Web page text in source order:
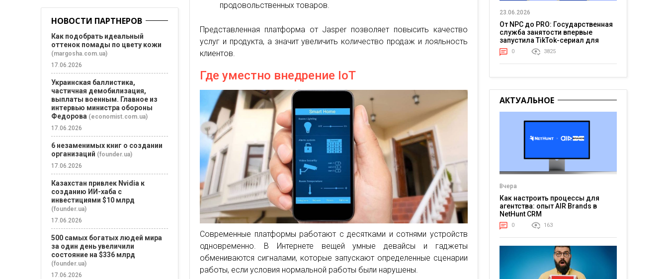
продовольственных товаров.
Представленная платформа от Jasper позволяет повысить качество
услуг и продукта, а значит увеличить количество продаж и лояльность
клиентов.
Где уместно внедрение IoT
Современные платформы работают с десятками и сотнями устройств
одновременно. В Интернете вещей умные девайсы и гаджеты
обмениваются сигналами, которые запускают определенные сценарии
работы, если условия нормальной работы были нарушены.
НОВОСТИ ПАРТНЕРОВ
Как подобрать идеальный
оттенок помады по цвету кожи
(margosha.com.ua)
17.06.2026
Украинская баллистика,
частичная демобилизация,
выплаты военным. Главное из
интервью министра обороны
Федорова (economist.com.ua)
17.06.2026
6 незаменимых книг о создании
организаций (founder.ua)
17.06.2026
Казахстан привлек Nvidia к
созданию ИИ-хаба с
инвестициями $10 млрд
(founder.ua)
17.06.2026
500 самых богатых людей мира
за один день увеличили
состояние на $336 млрд
(founder.ua)
17.06.2026
23.06.2026
От NPC до PRO: Государственная
служба занятости впервые
запустила TikTok-сериал для
молодежи
0 3825
АКТУАЛЬНОЕ
Вчера
Как настроить процессы для
агентства: опыт AIR Brands в
NetHunt CRM
0 163